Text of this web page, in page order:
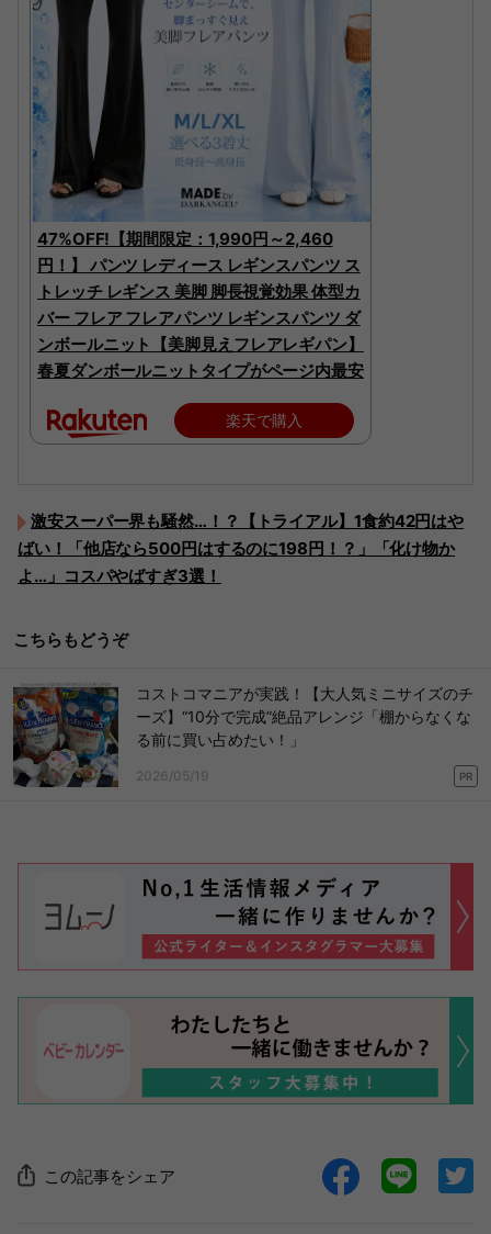
47%OFF!【期間限定：1,990円～2,460
円！】 パンツ レディース レギンスパンツ ス
トレッチ レギンス 美脚 脚長視覚効果 体型カ
バー フレア フレアパンツ レギンスパンツ ダ
ンボールニット【美脚見えフレアレギパン】
春夏ダンボールニットタイプがページ内最安
楽天で購入
激安スーパー界も騒然…！？【トライアル】1食約42円はや
ばい！「他店なら500円はするのに198円！？」「化け物か
よ…」コスパやばすぎ3選！
こちらもどうぞ
コストコマニアが実践！【大人気ミニサイズのチ
ーズ】“10分で完成”絶品アレンジ「棚からなくな
る前に買い占めたい！」
2026/05/19 PR
この記事をシェア